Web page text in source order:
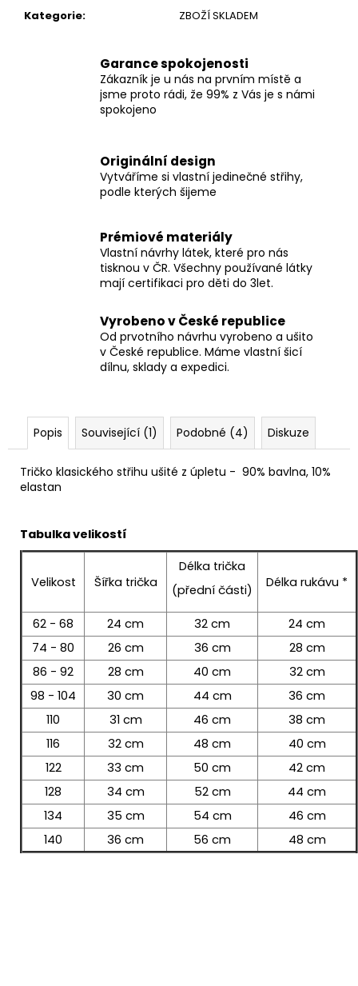
Kategorie: ZBOŽÍ SKLADEM
Garance spokojenosti
Zákazník je u nás na prvním místě a
jsme proto rádi, že 99% z Vás je s námi
spokojeno
Originální design
Vytváříme si vlastní jedinečné střihy,
podle kterých šijeme
Prémiové materiály
Vlastní návrhy látek, které pro nás
tisknou v ČR. Všechny používané látky
mají certifikaci pro děti do 3let.
Vyrobeno v České republice
Od prvotního návrhu vyrobeno a ušito
v České republice. Máme vlastní šicí
dílnu, sklady a expedici.
Popis Související (1) Podobné (4) Diskuze
Tričko klasického střihu ušité z úpletu - 90% bavlna, 10%
elastan
Tabulka velikostí
Velikost Šířka trička
Délka trička
(přední části)
Délka rukávu *
62 - 68 24 cm 32 cm
24 cm
74 - 80
26 cm 36 cm
28 cm
86 - 92
28 cm 40 cm
32 cm
98 - 104
30 cm 44 cm
36 cm
110
31 cm 46 cm
38 cm
116
32 cm 48 cm
40 cm
122
33 cm 50 cm
42 cm
128
34 cm 52 cm
44 cm
134
35 cm 54 cm
46 cm
140
36 cm 56 cm 48 cm